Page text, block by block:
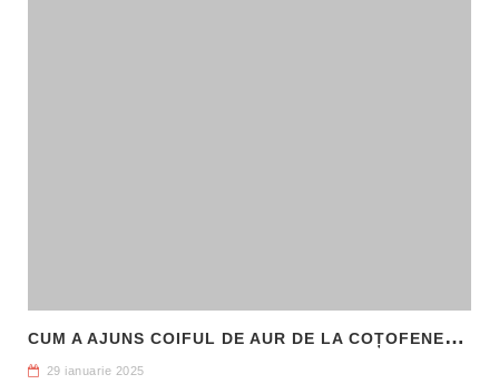
C
UM A AJUNS COIFUL DE AUR DE LA COȚOFENEȘTI ÎN PATRIMONIUL NAȚIONAL
29 ianuarie 2025